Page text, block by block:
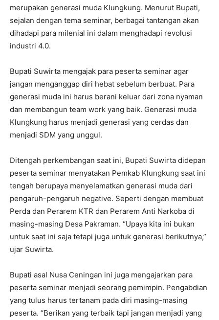
merupakan generasi muda Klungkung. Menurut Bupati,
sejalan dengan tema seminar, berbagai tantangan akan
dihadapi para milenial ini dalam menghadapi revolusi
industri 4.0.
Bupati Suwirta mengajak para peserta seminar agar
jangan menganggap diri hebat sebelum berbuat. Para
generasi muda ini harus berani keluar dari zona nyaman
dan membangun team work yang baik. Generasi muda
Klungkung harus menjadi generasi yang cerdas dan
menjadi SDM yang unggul.
Ditengah perkembangan saat ini, Bupati Suwirta didepan
peserta seminar menyatakan Pemkab Klungkung saat ini
tengah berupaya menyelamatkan generasi muda dari
pengaruh-pengaruh negative. Seperti dengan membuat
Perda dan Perarem KTR dan Perarem Anti Narkoba di
masing-masing Desa Pakraman. “Upaya kita ini bukan
untuk saat ini saja tetapi juga untuk generasi berikutnya,”
ujar Suwirta.
Bupati asal Nusa Ceningan ini juga mengajarkan para
peserta seminar menjadi seorang pemimpin. Pengabdian
yang tulus harus tertanam pada diri masing-masing
peserta. “Berikan yang terbaik tapi jangan menjadi yang